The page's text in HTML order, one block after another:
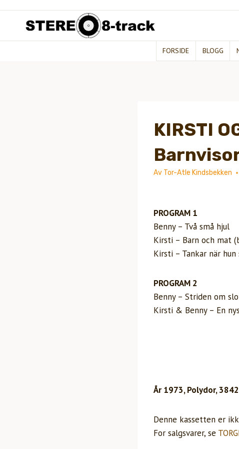
innhold
FORSIDE BLOGG
KIRSTI
Av Tor-Atle Kindsbekken
PROGRAM 1
Benny – Två små hjul
Kirsti – Barn och mat
Kirsti – Tankar när hun
PROGRAM 2
Benny – Striden om
Kirsti & Benny – En
År 1973, Polydor,
Denne kassetten er
For salgsvarer, se